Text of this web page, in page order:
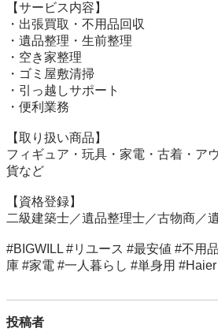
【サービス内容】
・出張買取・不用品回収
・遺品整理・生前整理
・空き家整理
・ゴミ屋敷清掃
・引っ越しサポート
・便利業務
【取り扱い商品】
フィギュア・玩具・家電・古着・ア
貨など
【資格登録】
二級建築士／遺品整理士／古物商／
#BIGWILL #リユース #最安値 #不用
庫 #家電 #一人暮らし #単身用
投稿者